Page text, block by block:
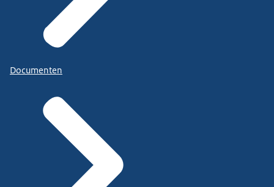
Documenten